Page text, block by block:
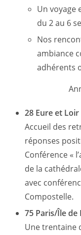
Un voyage
du 2 au 6
Nos
ambiance
adhérents
28 Eure et Loir
Accueil des
réponses
Conférence «
de la
avec
Compostelle.
75 Paris/Île de
Une trentaine